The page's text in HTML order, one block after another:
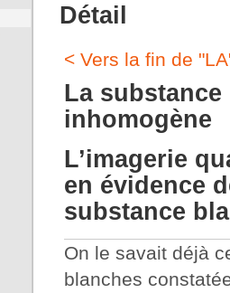
Détail
< Vers la fin de
La
inhomogène
L’imagerie
en évidence
substance
On le savait déjà
blanches